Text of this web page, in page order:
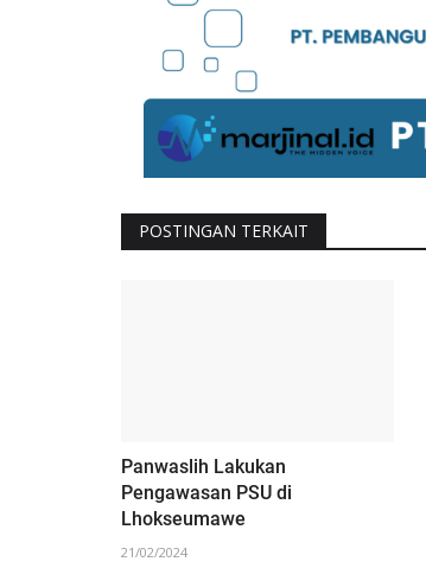
POSTINGAN TERKAIT
Panwaslih Lakukan
Pengawasan PSU di
Lhokseumawe
21/02/2024
‎KPM Kelompok 23
Lhokseumawe Awali
12/11/2025